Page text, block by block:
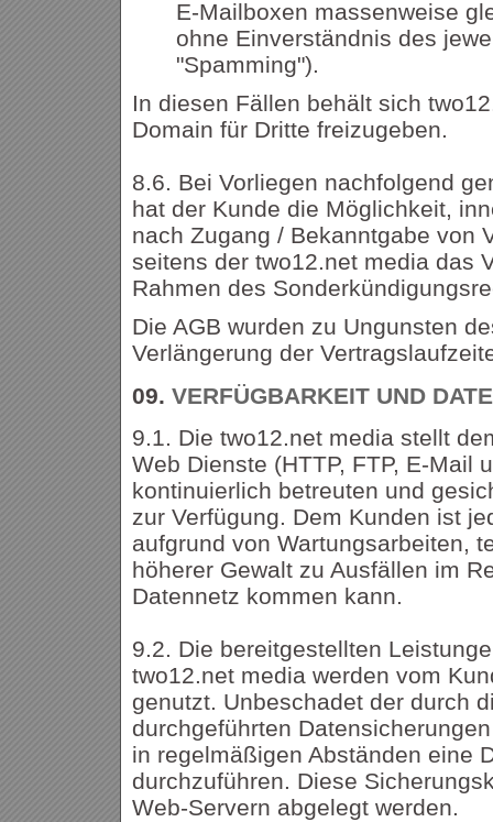
E-Mailboxen massenweise
ohne Einverständnis des
"Spamming").
In diesen Fällen behält sich
Domain für Dritte freizugeben.
8.6. Bei Vorliegen nachfolgend
hat der Kunde die Möglichkeit,
nach Zugang / Bekanntgabe von
seitens der two12.net media das
Rahmen des
Die AGB wurden zu Ungunsten
Verlängerung der
09. VERFÜGBARKEIT UND
9.1. Die two12.net media stellt
Web Dienste (HTTP, FTP, E-Mail
kontinuierlich betreuten und
zur Verfügung. Dem Kunden ist
aufgrund von Wartungsarbeiten,
höherer Gewalt zu Ausfällen im
Datennetz kommen kann.
9.2. Die bereitgestellten
two12.net media werden vom
genutzt. Unbeschadet der durch
durchgeführten
in regelmäßigen Abständen eine
durchzuführen. Diese
Web-Servern abgelegt werden.